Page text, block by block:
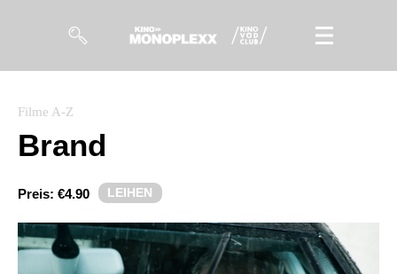
Kuratierungen
Filme A-Z
Brand
Preis: €4.90 LEIHEN